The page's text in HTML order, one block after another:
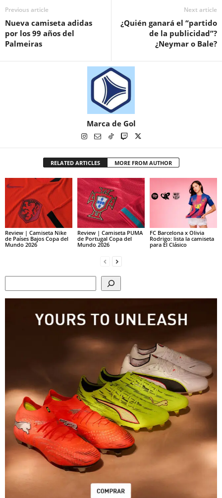
Previous article
Nueva camiseta adidas
por los 99 años del
Palmeiras
Next article
¿Quién ganará el “partido
de la publicidad”?
¿Neymar o Bale?
Marca de Gol
RELATED ARTICLES MORE FROM AUTHOR
Review | Camiseta Nike
de Países Bajos Copa del
Mundo 2026
Review | Camiseta PUMA
de Portugal Copa del
Mundo 2026
FC Barcelona x Olivia
Rodrigo: lista la camiseta
para El Clásico